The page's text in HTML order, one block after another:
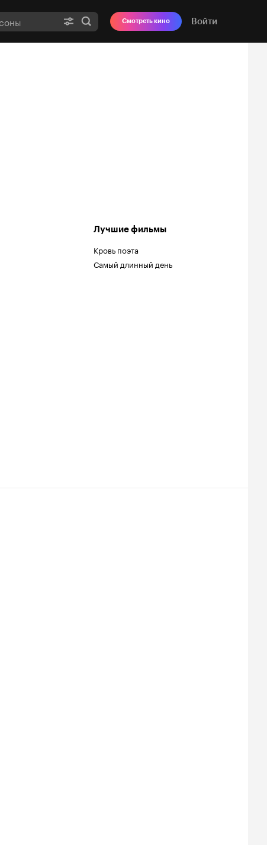
Смотреть кино Войти
Лучшие фильмы
Кровь поэта
Самый длинный день